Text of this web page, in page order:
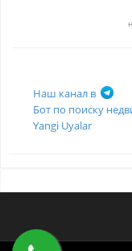
Наш канал в
Бот по поиску
Yangi Uyalar